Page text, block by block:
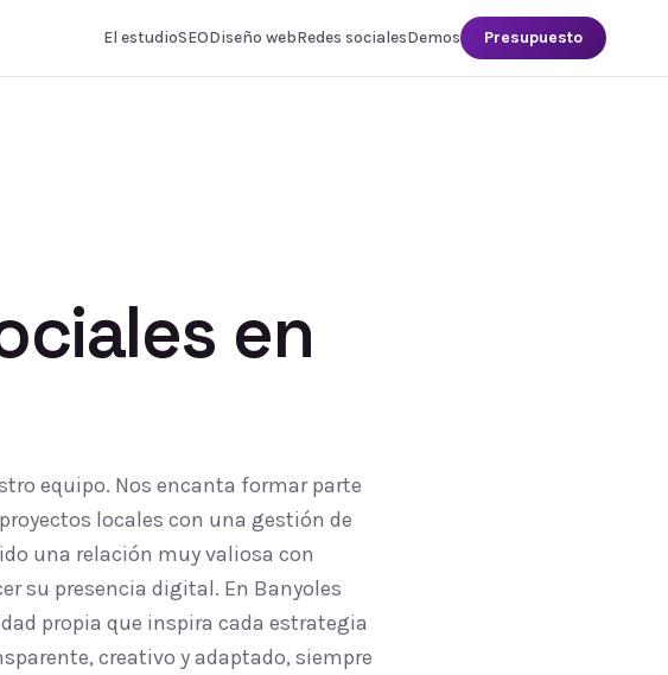
El estudioSEODiseño webRedes socialesDemos Presupuesto
en
equipo. Nos encanta formar parte
locales con una gestión de
una relación muy valiosa con
su presencia digital. En Banyoles
propia que inspira cada estrategia
creativo y adaptado, siempre